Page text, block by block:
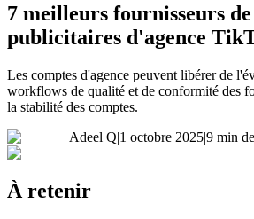
7 meilleurs fournisseurs
publicitaires d'agence
Les comptes d'agence peuvent libérer de
workflows de qualité et de conformité des
la stabilité des comptes.
Adeel Q|1 octobre 2025|9 min
À retenir